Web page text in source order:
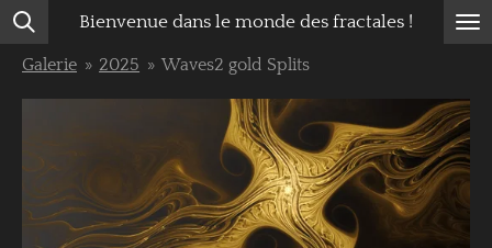
Passer
au
Bienvenue dans le monde des fractales !
Galerie » 2025 » Waves2 gold Splits